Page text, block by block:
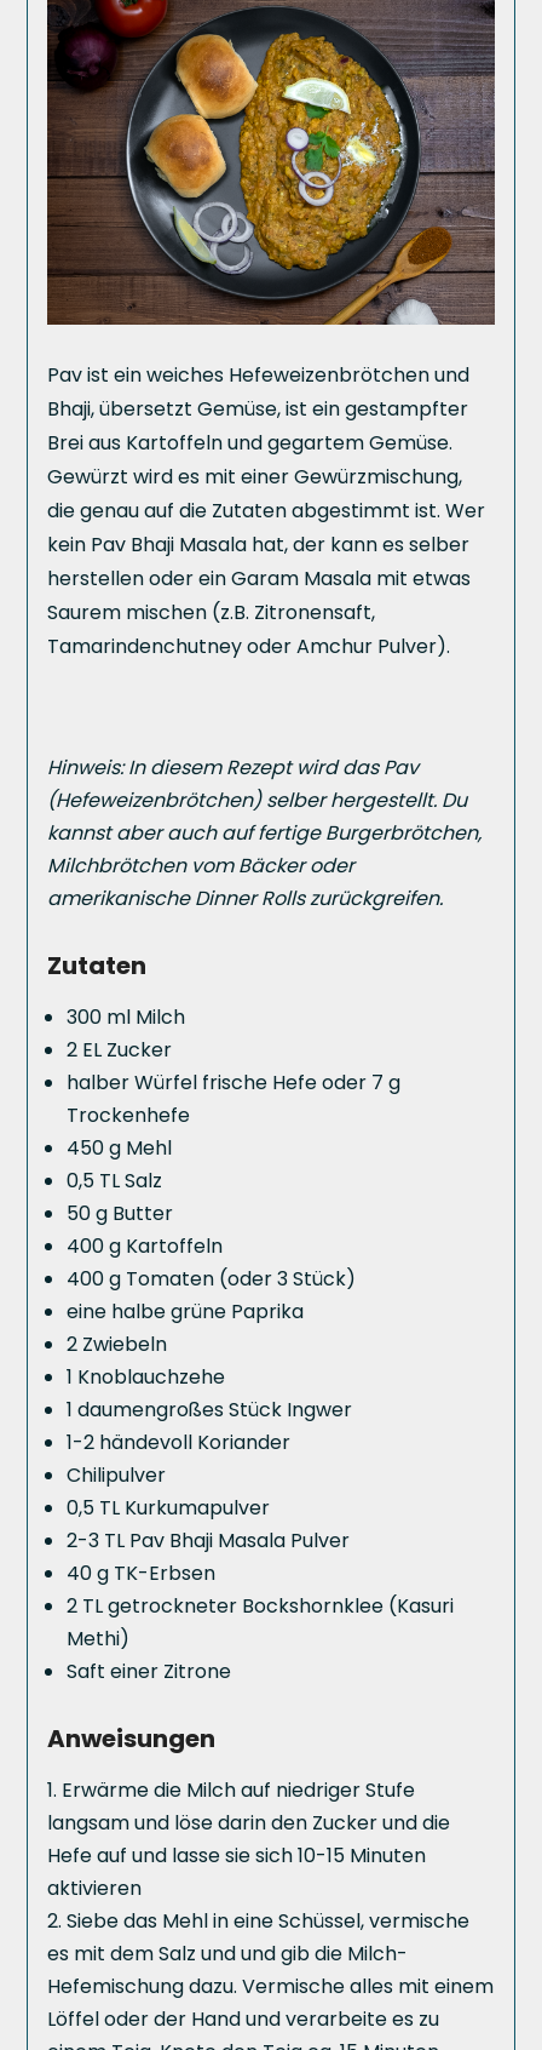
Pav ist ein weiches Hefeweizenbrötchen und
Bhaji, übersetzt Gemüse, ist ein gestampfter
Brei aus Kartoffeln und gegartem Gemüse.
Gewürzt wird es mit einer Gewürzmischung,
die genau auf die Zutaten abgestimmt ist. Wer
kein Pav Bhaji Masala hat, der kann es selber
herstellen oder ein Garam Masala mit etwas
Saurem mischen (z.B. Zitronensaft,
Tamarindenchutney oder Amchur Pulver).
Hinweis: In diesem Rezept wird das Pav
(Hefeweizenbrötchen) selber hergestellt. Du
kannst aber auch auf fertige Burgerbrötchen,
Milchbrötchen vom Bäcker oder
amerikanische Dinner Rolls zurückgreifen.
Zutaten
300 ml Milch
2 EL Zucker
halber Würfel frische Hefe oder 7 g
Trockenhefe
450 g Mehl
0,5 TL Salz
50 g Butter
400 g Kartoffeln
400 g Tomaten (oder 3 Stück)
eine halbe grüne Paprika
2 Zwiebeln
1 Knoblauchzehe
1 daumengroßes Stück Ingwer
1-2 händevoll Koriander
Chilipulver
0,5 TL Kurkumapulver
2-3 TL Pav Bhaji Masala Pulver
40 g TK-Erbsen
2 TL getrockneter Bockshornklee (Kasuri
Methi)
Saft einer Zitrone
Anweisungen
Erwärme die Milch auf niedriger Stufe
langsam und löse darin den Zucker und die
Hefe auf und lasse sie sich 10-15 Minuten
aktivieren
Siebe das Mehl in eine Schüssel, vermische
es mit dem Salz und und gib die Milch-
Hefemischung dazu. Vermische alles mit einem
Löffel oder der Hand und verarbeite es zu